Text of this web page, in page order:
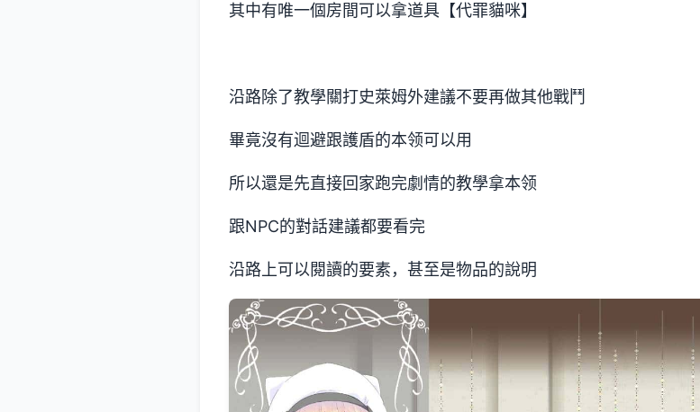
其中有唯一個房間可以拿道具【代罪貓咪】
沿路除了教學關打史萊姆外建議不要再做其他戰鬥
畢竟沒有迴避跟護盾的本领可以用
所以還是先直接回家跑完劇情的教學拿本领
跟NPC的對話建議都要看完
沿路上可以閱讀的要素，甚至是物品的說明